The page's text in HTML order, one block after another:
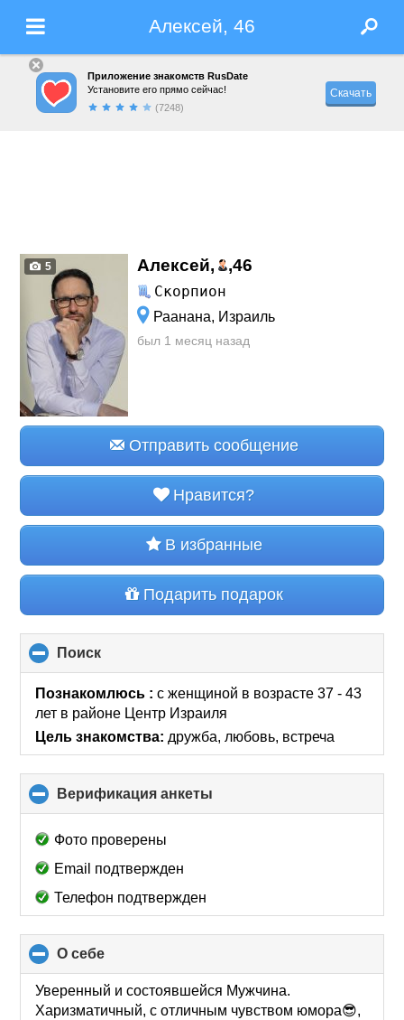
Алексей, 46
Приложение знакомств RusDate
Установите его прямо сейчас!
(7248)
Скачать
5 Алексей, ,46
Скорпион
Раанана, Израиль
был 1 месяц назад
Отправить сообщение
Нравится?
В избранные
Подарить подарок
Поиск
to
collapse
contents
Познакомлюсь :с женщиной в возрасте 37 - 43
лет в районе Центр Израиля
Цель знакомства: дружба, любовь, встреча
Верификация анкеты
to
Фото проверены
Email подтвержден
Телефон подтвержден
О себе
to
collapse
contents
Уверенный и состоявшейся Мужчина.
Харизматичный, с отличным чувством юмора😎,